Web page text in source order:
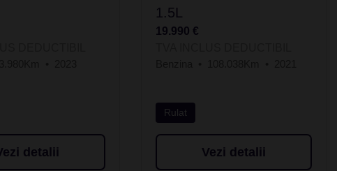
detalii
1.5L
19.990 €
Rulat
Vezi detalii